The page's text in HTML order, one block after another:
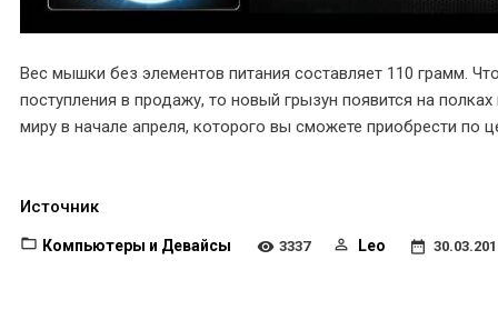
Вес мышки без элементов питания составляет 110 грамм.
поступления в продажу, то новый грызун появится на
миру в начале апреля, которого вы сможете приобрести по
Источник
Компьютеры и Девайсы 3337 Leo